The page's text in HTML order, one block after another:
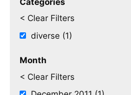
< Clear Filters
diverse (1)
Month
< Clear Filters